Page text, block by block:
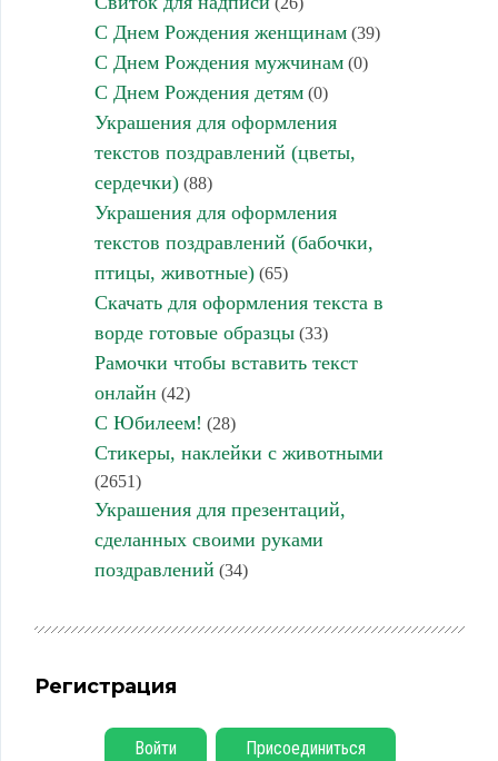
С Днем Рождения женщинам(39)
С Днем Рождения мужчинам(0)
С Днем Рождения детям(0)
Украшения для оформления
текстов поздравлений (цветы,
сердечки)(88)
Украшения для оформления
текстов поздравлений (бабочки,
птицы, животные)(65)
Скачать для оформления текста в
ворде готовые образцы(33)
Рамочки чтобы вставить текст
онлайн (42)
С Юбилеем! (28)
Стикеры, наклейки с животными
(2651)
Украшения для презентаций,
сделанных своими руками
поздравлений (34)
Регистрация
Войти Присоединиться